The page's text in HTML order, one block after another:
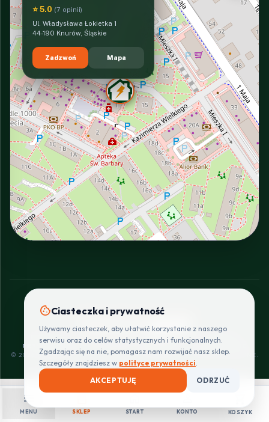
menu
MENU SKLEP START KONTO KOSZYK
⭐ 5.0 (7 opinii)
Ul. Władysława Łokietka 1
44-190 Knurów, Śląskie
Zadzwoń Mapa
INTERACTIVE VIEW
SZYBKIE I BEZPIECZNE PŁATNOŚCI
POLITYKA
PRYWATNOŚCI
REGULAMIN
CENNIK
DOSTAW
ZWROTY I
REKLAMACJE
© 2026 PROINSTALLER.PL - KNURÓW. WSZYSTKIE PRAWA ZASTRZEŻONE.
cookieCiasteczka i prywatność
Używamy ciasteczek, aby ułatwić korzystanie z naszego
serwisu oraz do celów statystycznych i funkcjonalnych.
Zgadzając się na nie, pomagasz nam rozwijać nasz sklep.
Szczegóły znajdziesz w polityce prywatności.
AKCEPTUJĘ
ODRZUĆ